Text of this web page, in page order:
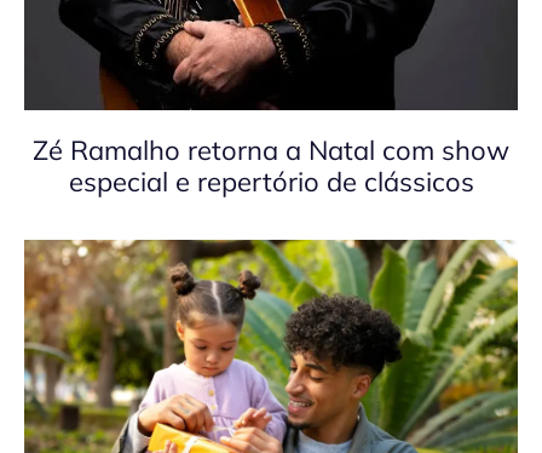
Zé Ramalho retorna a Natal com show
especial e repertório de clássicos